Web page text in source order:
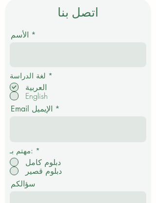
اتصل بنا
الأسم
لغة الدراسة *
م
العربية
English
Email الإيميل
مهتم بـ: *
دبلوم كامل
دبلوم قصير
سؤالكم